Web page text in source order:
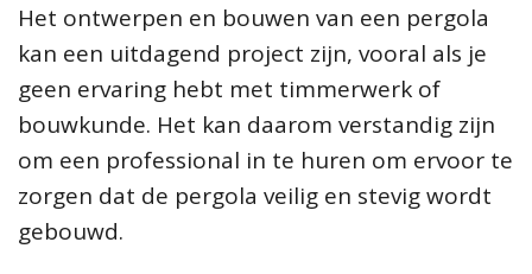
Het ontwerpen en bouwen van een pergola
kan een uitdagend project zijn, vooral als je
geen ervaring hebt met timmerwerk of
bouwkunde. Het kan daarom verstandig zijn
om een professional in te huren om ervoor te
zorgen dat de pergola veilig en stevig wordt
gebouwd.